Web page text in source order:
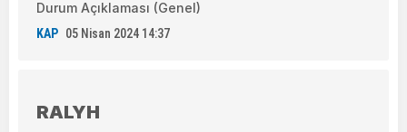
Durum Açıklaması (Genel)
KAP 05 Nisan 2024 14:37
RALYH